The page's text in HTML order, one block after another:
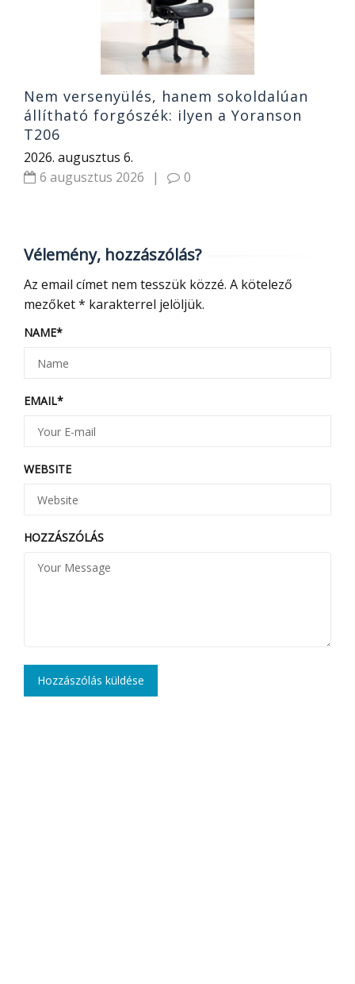
Nem versenyülés, hanem sokoldalúan
állítható forgószék: ilyen a Yoranson
T206
2026. augusztus 6.
6 augusztus 2026
| 0
Vélemény, hozzászólás?
Az email címet nem tesszük közzé. A kötelező
mezőket* karakterrel jelöljük.
NAME*
EMAIL*
WEBSITE
HOZZÁSZÓLÁS